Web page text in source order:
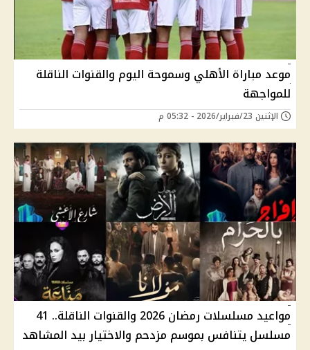
موعد مباراة الأهلي وسموحة اليوم والقنوات الناقلة
للمواجهة
الإثنين 23/فبراير/2026 - 05:32 م
مواعيد مسلسلات رمضان 2026 والقنوات الناقلة.. 41
مسلسل يتنافس بموسم مزدحم والاختيار بيد المشاهد